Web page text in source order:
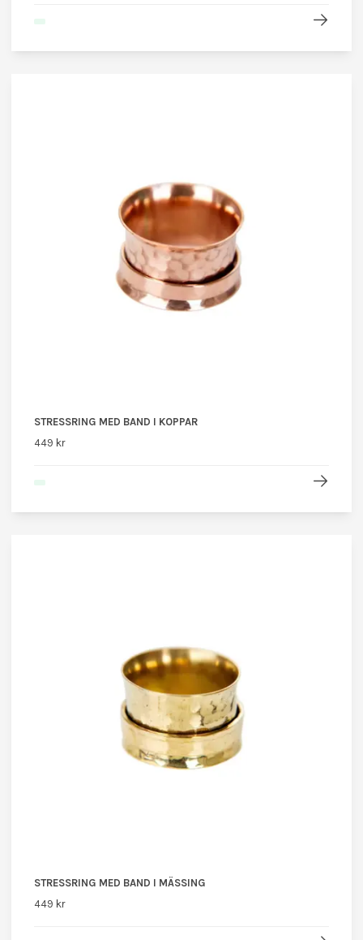
STRESSRING MED BAND I KOPPAR
449 kr
STRESSRING MED BAND I MÄSSING
449 kr